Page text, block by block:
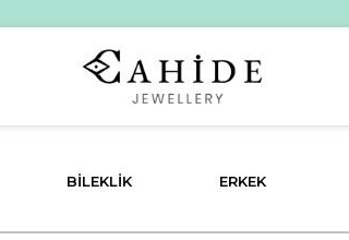
BILEKLIK ERKEK